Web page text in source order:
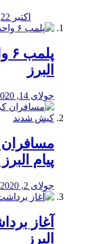
اکتبر 22, 2019
البرز
جولای 14, 2020
مسافران
پیام
جولای 2, 2020
آغاز
البرز